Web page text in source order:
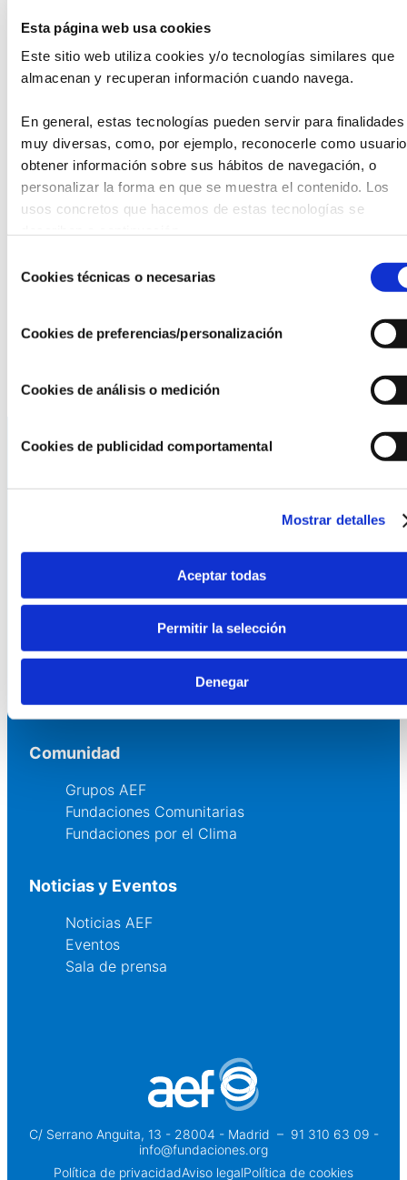
Esta página web usa cookies
Este sitio web utiliza cookies y/o tecnologías similares que
almacenan y recuperan información cuando navega.
En general, estas tecnologías pueden servir para finalidades
muy diversas, como, por ejemplo, reconocerle como
obtener información sobre sus hábitos de navegación, o
personalizar la forma en que se muestra el contenido. Los
usos concretos que hacemos de estas tecnologías se
deCookies técnicas o necesarias
Cookies de preferencias/personalización
Cookies de análisis o medición
Cookies de publicidad comportamental
Mostrar detalles
Aceptar todas
Permitir la selección
Denegar
La Fundación TecnoVitae sigue apoyando y promoviendo
de esta forma la innovación tecnológica y el desarrollo
industrial en la región. Como ya ha demostrado a través de
fortalecer el tejido empresarial y fomentar la
competitividad
en un entorno globalizado. Se une así a
Quinto Armónico, una
empresa referente en ingeniería
legalización, supervisión y optimización de instalaciones
energéticas en todas sus fases, desde la producción hasta
el consumo de energía.
El acuerdo surge en un momento clave para el sector
energías renovablesy que avanza firmemente en
La AEF
Asesoría
Formación y eventos
Convocatoria de Fundaciones
Comunidad
Grupos AEF
Fundaciones Comunitarias
Fundaciones por el Clima
Noticias y Eventos
Noticias AEF
Eventos
Sala de prensa
C/ Serrano Anguita, 13 - 28004 - Madrid – 91 310 63 09 -
info@fundaciones.org
Política de privacidadAviso legalPolítica de cookies